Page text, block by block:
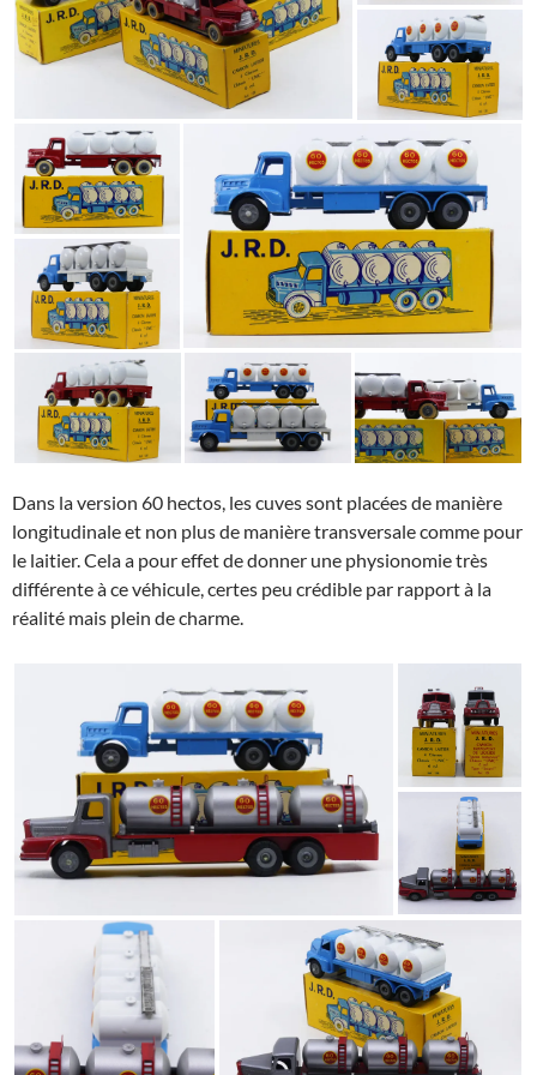
Dans la version 60 hectos, les cuves sont placées de manière
longitudinale et non plus de manière transversale comme pour
le laitier. Cela a pour effet de donner une physionomie très
différente à ce véhicule, certes peu crédible par rapport à la
réalité mais plein de charme.